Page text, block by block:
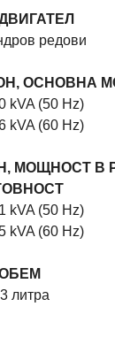
редови
ОСНОВНА
kVA (50 Hz)
kVA (60 Hz)
МОЩНОСТ В
kVA (50 Hz)
kVA (60 Hz)
литра